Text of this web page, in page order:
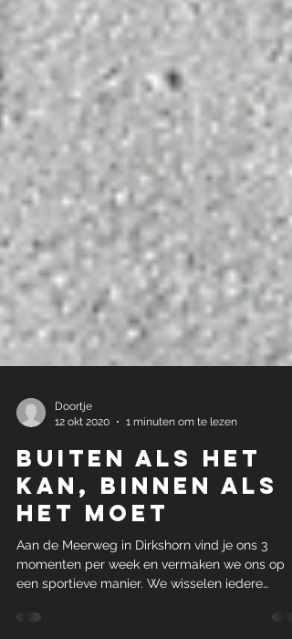
Doortje
12 okt 2020
1 minuten om te lezen
Buiten als het
kan, binnen als
het moet
Aan de Meerweg in Dirkshorn vind je ons 3